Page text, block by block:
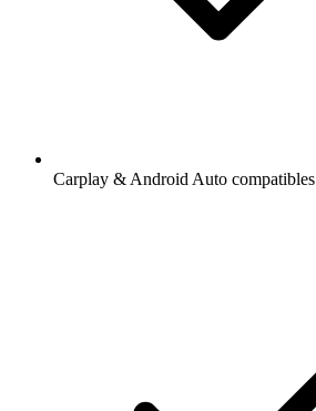
Carplay & Android Auto compatibles